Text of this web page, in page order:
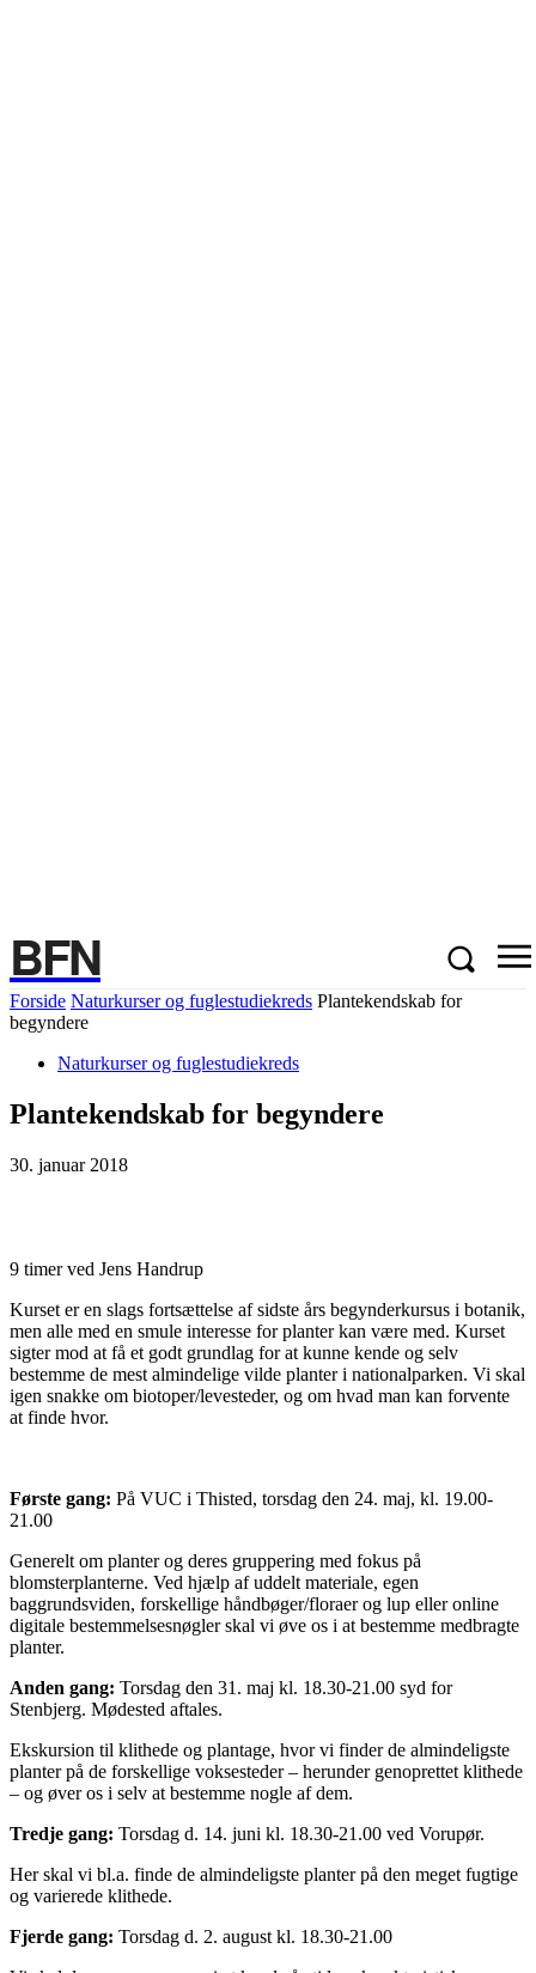
BFN
Forside Naturkurser og fuglestudiekreds Plantekendskab for
begyndere
Naturkurser og fuglestudiekreds
Plantekendskab for begyndere
30. januar 2018
9 timer ved Jens Handrup
Kurset er en slags fortsættelse af sidste års begynderkursus i botanik,
men alle med en smule interesse for planter kan være med. Kurset
sigter mod at få et godt grundlag for at kunne kende og selv
bestemme de mest almindelige vilde planter i nationalparken. Vi skal
igen snakke om biotoper/levesteder, og om hvad man kan forvente
at finde hvor.
Første gang: På VUC i Thisted, torsdag den 24. maj, kl. 19.00-
21.00
Generelt om planter og deres gruppering med fokus på
blomsterplanterne. Ved hjælp af uddelt materiale, egen
baggrundsviden, forskellige håndbøger/floraer og lup eller online
digitale bestemmelsesnøgler skal vi øve os i at bestemme medbragte
planter.
Anden gang: Torsdag den 31. maj kl. 18.30-21.00 syd for
Stenbjerg. Mødested aftales.
Ekskursion til klithede og plantage, hvor vi finder de almindeligste
planter på de forskellige voksesteder – herunder genoprettet klithede
– og øver os i selv at bestemme nogle af dem.
Tredje gang: Torsdag d. 14. juni kl. 18.30-21.00 ved Vorupør.
Her skal vi bl.a. finde de almindeligste planter på den meget fugtige
og varierede klithede.
Fjerde gang: Torsdag d. 2. august kl. 18.30-21.00